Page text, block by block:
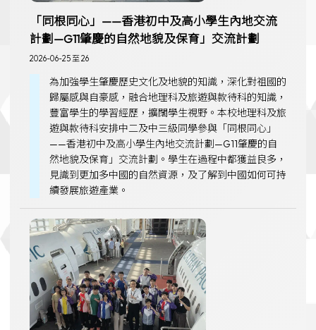
「同根同心」——香港初中及高小學生內地交流
計劃—G11肇慶的自然地貌及保育」交流計劃
2026-06-25 至 26
為加強學生肇慶歷史文化及地貌的知識，深化對祖國的
歸屬感與自豪感，融合地理科及旅遊與款待科的知識，
豐富學生的學習經歷，擴闊學生視野。本校地理科及旅
遊與款待科安排中二及中三級同學參與「同根同心」
——香港初中及高小學生內地交流計劃—G11肇慶的自
然地貌及保育」交流計劃。學生在過程中都獲益良多，
見識到更加多中國的自然資源，及了解到中國如何可持
續發展旅遊產業。